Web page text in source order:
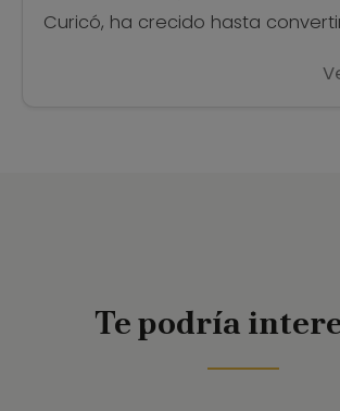
Curicó, ha crecido hasta
las celebraciones para hacer
Te podría